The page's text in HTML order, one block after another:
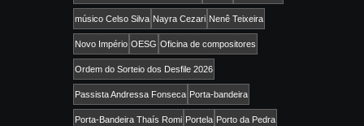
músico Celso Silva Nayra Cezari Nenê Teixeira
Novo Império OESG Oficina de compositores
Ordem do Sorteio dos Desfile 2026
Passista Andressa Fonseca Porta-bandeira
Porta-Bandeira Thaís Romi Portela Porto da Pedra